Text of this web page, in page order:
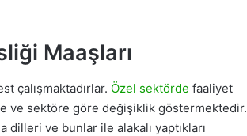
Maaşları
çalışmaktadırlar. Özel sektörde faaliyet
ve sektöre göre değişiklik göstermektedir.
ve bunlar ile alakalı yaptıkları